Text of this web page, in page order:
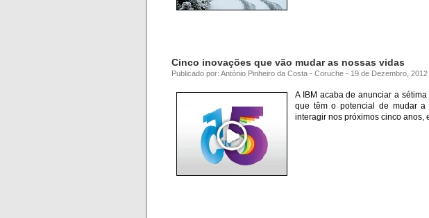
Cinco inovações que vão mudar as nossas vidas
Publicado por: António Pinheiro da Costa - Coruche - 19 de Dezembro, 2012
A IBM acaba de anunciar a
que têm o potencial de mudar a
interagir nos próximos cinco anos,